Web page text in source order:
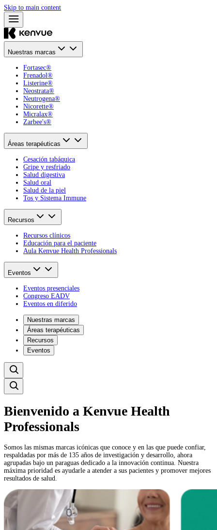
Skip to main content
Nuestras marcas
Fortasec®
Frenadol®
Listerine®
Neostrata®
Neutrogena®
Nicorette®
Micralax®
Zarbee's®
Áreas terapéuticas
Cesación tabáquica
Gripe y resfriado
Salud digestiva
Salud oral
Salud de la piel
Tos y Sistema Immune
Recursos
Recursos clínicos
Educación para el paciente
Aula Kenvue Health Professionals
Eventos
Eventos presenciales
Congreso EADV
Eventos en diferido
Nuestras marcas
Áreas terapéuticas
Recursos
Eventos
Bienvenido a Kenvue Health
Professionals
Somos las mismas marcas icónicas que conoce y en las que puede confiar,
respaldadas por más de 135 años de investigación y desarrollo, ahora
agrupadas bajo un paraguas dedicado a la innovación continua. Nuestra
máxima prioridad es ayudarle a atender a sus pacientes y promover mejores
resultados de salud.